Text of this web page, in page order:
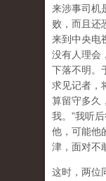
来涉事司机
败，而且还
来到中央电
没有人理会
下落不明。
求见记者，
算留守多久
我。”我听
他，可能他
津，面对不
这时，两位